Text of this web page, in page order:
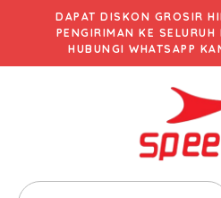
DAPAT DISKON GROSIR
PENGIRIMAN KE
HUBUNGI WHATSAPP